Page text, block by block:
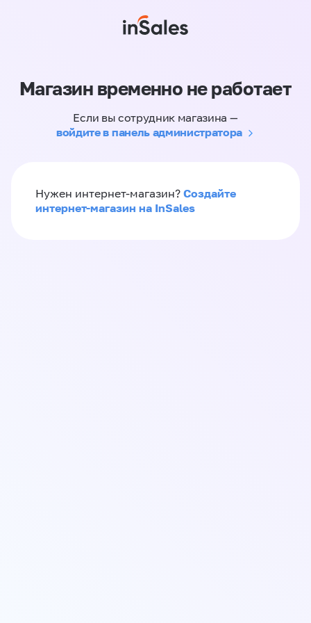
Магазин временно не работает
Если вы сотрудник магазина —
войдите в панель администратора
Нужен интернет-магазин? Создайте
интернет-магазин на InSales